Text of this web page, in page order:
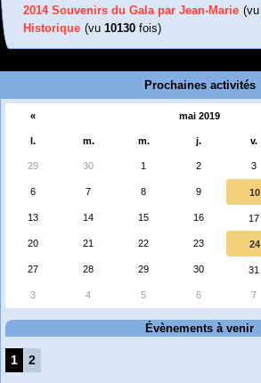
2014 Souvenirs du Gala par Jean-Marie (vu
Historique (vu 10130 fois)
Prochaines activités
« mai 2019
l. m. m. j. v.
29 30 1 2 3
6 7 8 9 10
13 14 15 16 17
20 21 22 23 24
27 28 29 30 31
3 4 5 6 7
Évènements à venir
1 2